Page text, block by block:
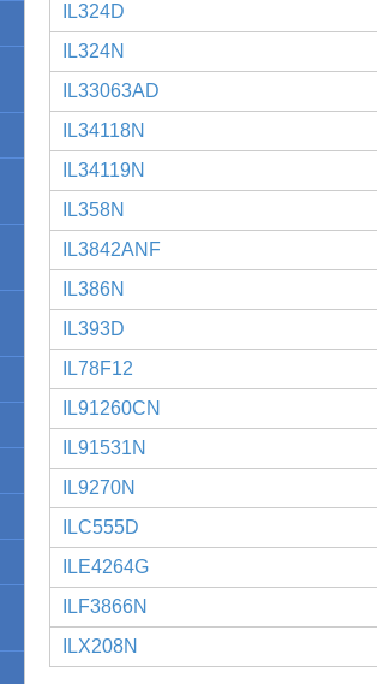
IL324D
IL324N
IL33063AD
IL34118N
IL34119N
IL358N
IL3842ANF
IL386N
IL393D
IL78F12
IL91260CN
IL91531N
IL9270N
ILC555D
ILE4264G
ILF3866N
ILX208N